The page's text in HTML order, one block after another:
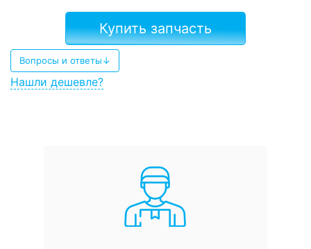
Купить запчасть
Вопросы и ответы↓
Нашли дешевле?